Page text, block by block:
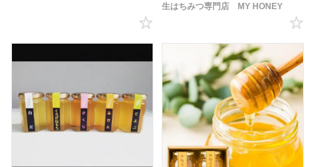
生はちみつ専門店 MY HONEY